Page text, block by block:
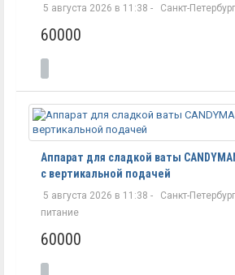
5 августа 2026 в 11:38 - Санкт-Петербург
60000
Аппарат для сладкой ваты
с вертикальной подачей
5 августа 2026 в 11:38 - Санкт-Петербург
питание
60000